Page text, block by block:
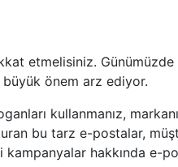
etmelisiniz.
büyük önem arz ediyor.
kullanmanız,
bu tarz e-postalar,
kampanyalar hakkında e-